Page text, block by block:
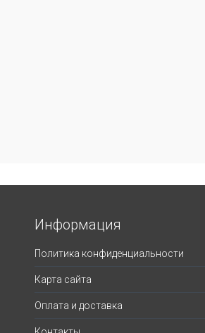
Информация
Политика конфиденциальности
Карта сайта
Оплата и доставка